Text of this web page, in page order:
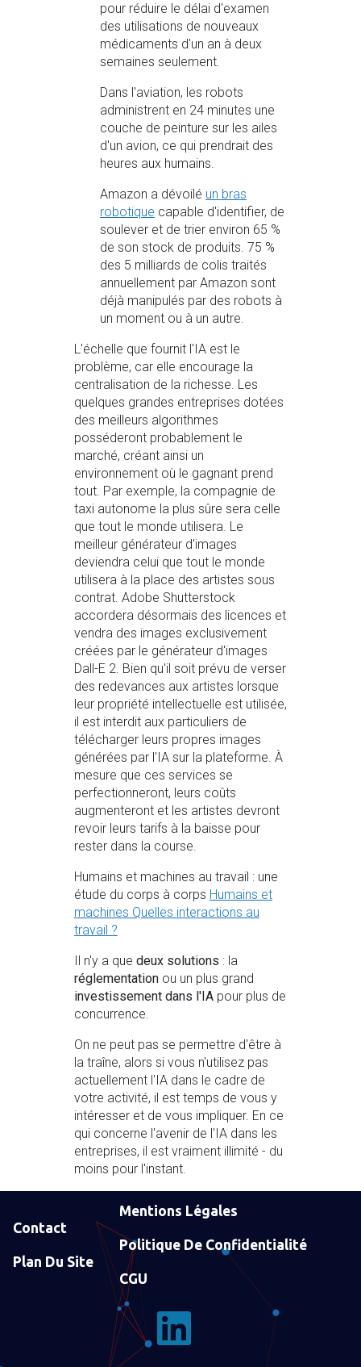
pour réduire le délai d'examen
des utilisations de nouveaux
médicaments d'un an à deux
semaines seulement.
Dans l'aviation, les robots
administrent en 24 minutes une
couche de peinture sur les ailes
d'un avion, ce qui prendrait des
heures aux humains.
Amazon a dévoilé un bras
robotique capable d'identifier, de
soulever et de trier environ 65 %
de son stock de produits. 75 %
des 5 milliards de colis traités
annuellement par Amazon sont
déjà manipulés par des robots à
un moment ou à un autre.
L'échelle que fournit l'IA est le
problème, car elle encourage la
centralisation de la richesse. Les
quelques grandes entreprises dotées
des meilleurs algorithmes
posséderont probablement le
marché, créant ainsi un
environnement où le gagnant prend
tout. Par exemple, la compagnie de
taxi autonome la plus sûre sera celle
que tout le monde utilisera. Le
meilleur générateur d'images
deviendra celui que tout le monde
utilisera à la place des artistes sous
contrat. Adobe Shutterstock
accordera désormais des licences et
vendra des images exclusivement
créées par le générateur d'images
Dall-E 2. Bien qu'il soit prévu de verser
des redevances aux artistes lorsque
leur propriété intellectuelle est utilisée,
il est interdit aux particuliers de
télécharger leurs propres images
générées par l'IA sur la plateforme. À
mesure que ces services se
perfectionneront, leurs coûts
augmenteront et les artistes devront
revoir leurs tarifs à la baisse pour
rester dans la course.
Humains et machines au travail : une
étude du corps à corps Humains et
machines Quelles interactions au
travail ?
Il n'y a que deux solutions : la
réglementation ou un plus grand
investissement dans l'IA pour plus de
concurrence.
On ne peut pas se permettre d'être à
la traîne, alors si vous n'utilisez pas
actuellement l'IA dans le cadre de
votre activité, il est temps de vous y
intéresser et de vous impliquer. En ce
qui concerne l'avenir de l'IA dans les
entreprises, il est vraiment illimité - du
moins pour l'instant.
Contact
Plan Du Site
Mentions Légales
Politique De Confidentialité
CGU